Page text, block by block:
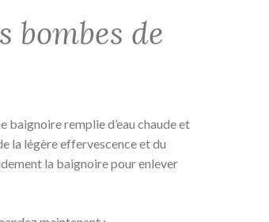
de
baignoire remplie d’eau chaude et
la légère effervescence et du
la baignoire pour enlever